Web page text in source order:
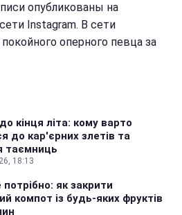
опубликованы на
Instagram. В сети
оперного певца за
кінця літа: кому варто
до кар'єрних злетів та
таємниць
18:13
як закрити
компот із будь-яких фруктів